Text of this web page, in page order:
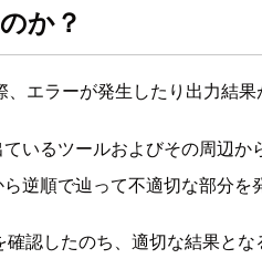
か？
エラーが発生したり出力結
いるツールおよびその周辺か
逆順で辿って不適切な部分を
認したのち、適切な結果とな